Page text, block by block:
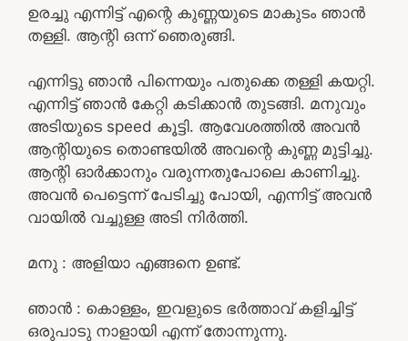
ഉരച്ചു എന്നിട്ട് എന്റെ കുണ്ണയുടെ മാകുടം ഞാൻ
തള്ളി. ആന്റി ഒന്ന് ഞെരുങ്ങി.
എന്നിട്ടു ഞാൻ പിന്നെയും പതുക്കെ തള്ളി കയറ്റി.
എന്നിട്ട് ഞാൻ കേറ്റി കടിക്കാൻ തുടങ്ങി. മനുവും
അടിയുടെ speed കൂട്ടി. ആവേശത്തിൽ അവൻ
ആന്റിയുടെ തൊണ്ടയിൽ അവന്റെ കുണ്ണ മുട്ടിച്ചു.
ആന്റി ഓർക്കാനും വരുന്നതുപോലെ കാണിച്ചു.
അവൻ പെട്ടെന്ന് പേടിച്ചു പോയി, എന്നിട്ട് അവൻ
വായിൽ വച്ചുള്ള അടി നിർത്തി.
മനു : അളിയാ എങ്ങനെ ഉണ്ട്‌.
ഞാൻ : കൊള്ളം, ഇവളുടെ ഭർത്താവ് കളിച്ചിട്ട്
ഒരുപാടു നാളായി എന്ന് തോന്നുന്നു.